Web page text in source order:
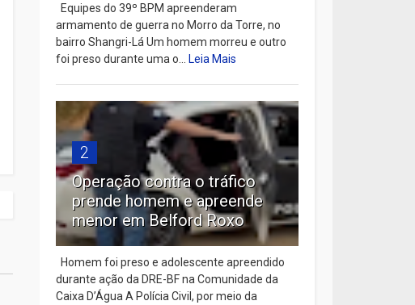
Equipes do 39º BPM apreenderam
armamento de guerra no Morro da Torre, no
bairro Shangri-Lá Um homem morreu e outro
foi preso durante uma o...Leia Mais
2
Operação contra o tráfico
prende homem e apreende
menor em Belford Roxo
Homem foi preso e adolescente apreendido
durante ação da DRE-BF na Comunidade da
Caixa D’Água A Polícia Civil, por meio da